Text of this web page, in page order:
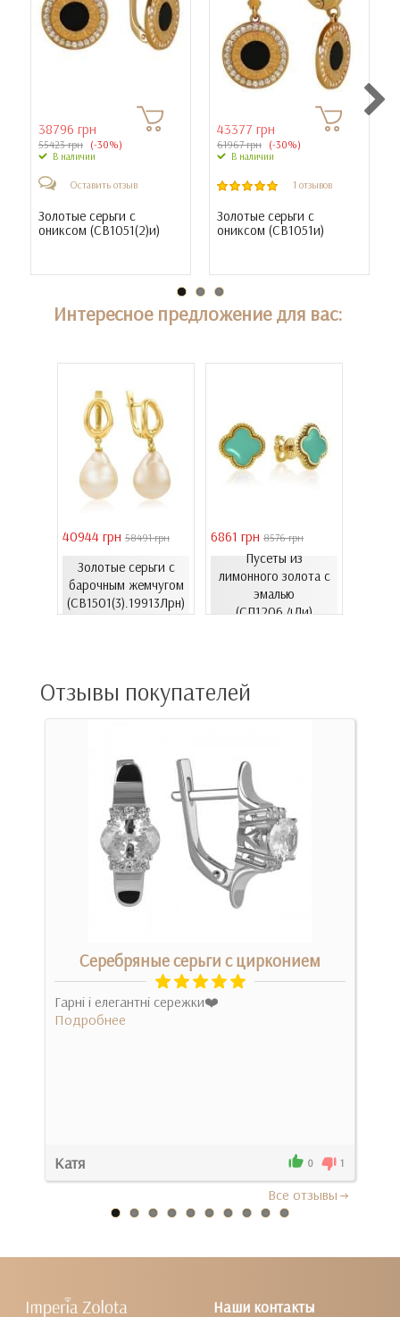
38796 грн
55423 грн (-30%)
В наличии
Оставить отзыв
Золотые серьги с
ониксом (СВ1051(2)и)
43377 грн
61967 грн (-30%)
В наличии
1 отзывов
Золотые серьги с
ониксом (СВ1051и)
Интересное предложение для вас:
40944 грн 58491 грн
Золотые серьги с
барочным жемчугом
(СВ1501(3).19913Лрн)
6861 грн 8576 грн
Пусеты из
лимонного золота с
эмалью
(СП1206.4Ли)
Отзывы покупателей
Серебряные серьги с цирконием
Гарні і елегантні сережки❤️
Подробнее
Катя 0 1
Все отзывы
Наши контакты